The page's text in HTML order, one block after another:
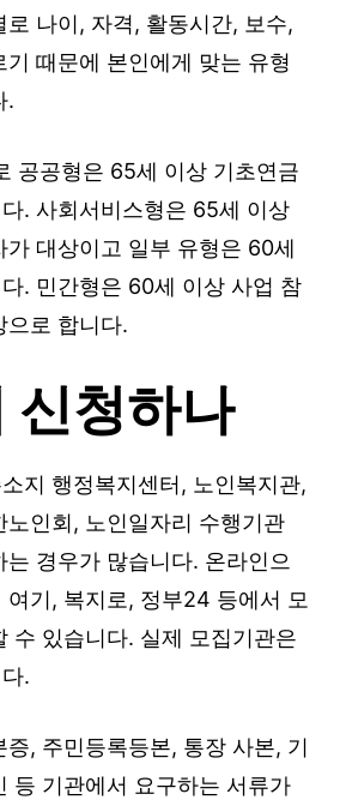
로 나이, 자격, 활동시간, 보수,
기 때문에 본인에게 맞는 유형
.
공공형은 65세 이상 기초연금
. 사회서비스형은 65세 이상
가 대상이고 일부 유형은 60세
. 민간형은 60세 이상 사업 참
으로 합니다.
신청하나
지 행정복지센터, 노인복지관,
노인회, 노인일자리 수행기관
는 경우가 많습니다. 온라인으
여기, 복지로, 정부24 등에서 모
수 있습니다. 실제 모집기관은
.
증, 주민등록등본, 통장 사본, 기
등 기관에서 요구하는 서류가